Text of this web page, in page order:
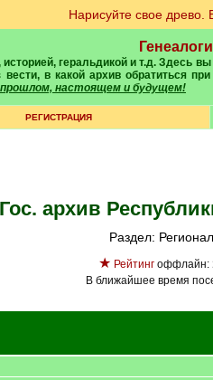
Нарисуйте свое древо.
в какой архив обратиться
прошлом, настоящем и будущем!
РЕГИСТРАЦИЯ
Гос. архив
Раздел:
★ Рейтингоффлайн:
В ближайшее время